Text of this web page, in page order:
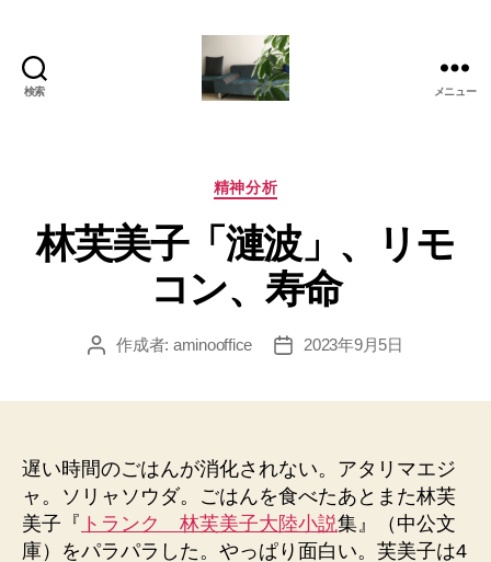
検索
美
か
も
の
ロ
メニュー
カ
ゴ
リ
精神分析
林芙美子「漣波」、リモ
コン、寿命
投 作成者: aminooffice
投
2023年9月5日
遅い時間のごはんが消化されない。アタリマエジ
ャ。ソリャソウダ。ごはんを食べたあとまた林芙
美子『 トランク 林芙美子大陸小説集』（中公文
庫）をパラパラした。やっぱり面白い。芙美子は4